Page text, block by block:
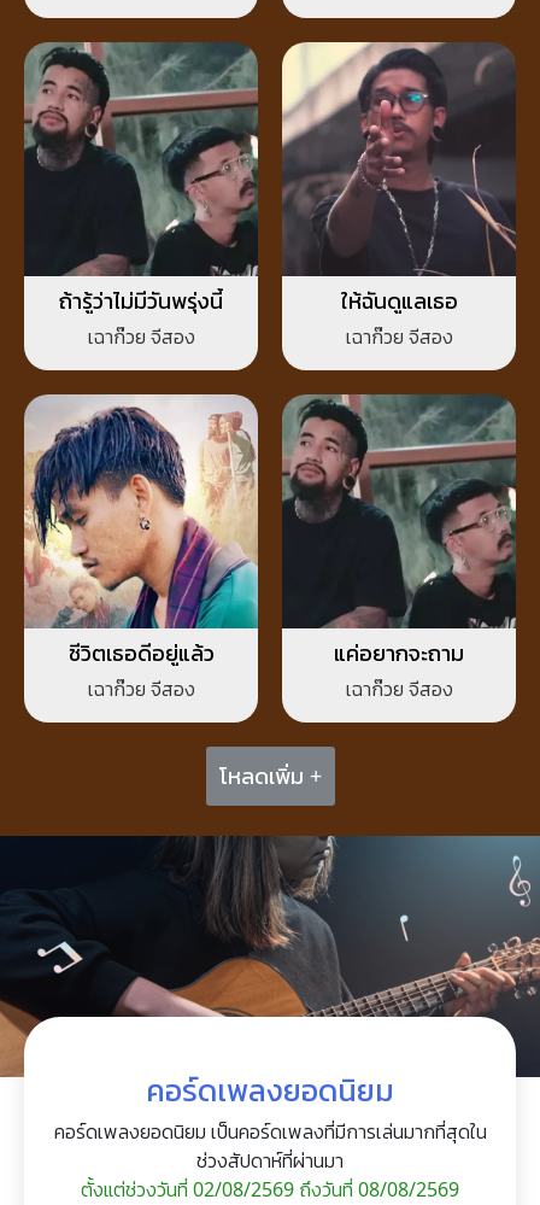
ถ้ารู้ว่าไม่มีวันพรุ่งนี้
เฉาก๊วย จีสอง
ให้ฉันดูแลเธอ
เฉาก๊วย จีสอง
ชีวิตเธอดีอยู่แล้ว
เฉาก๊วย จีสอง
แค่อยากจะถาม
เฉาก๊วย จีสอง
โหลดเพิ่ม +
คอร์ดเพลงยอดนิยม
คอร์ดเพลงยอดนิยม เป็นคอร์ดเพลงที่มีการเล่นมากที่สุดใน
ช่วงสัปดาห์ที่ผ่านมา
ตั้งแต่ช่วงวันที่ 02/08/2569 ถึงวันที่ 08/08/2569